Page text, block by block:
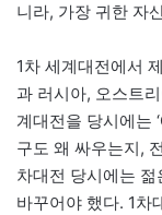
니라, 가장 귀한 자
1차 세계대전에서
과 러시아, 오스트
계대전을 당시에는
구도 왜 싸우는지,
차대전 당시에는
바꾸어야 했다. 1차